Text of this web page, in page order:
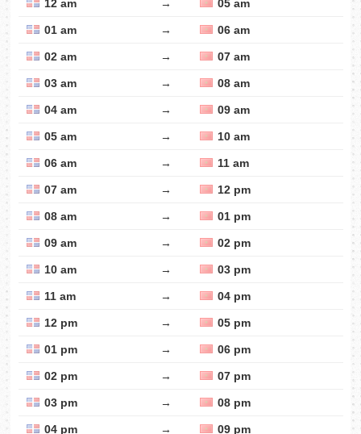
12 am → 05 am
01 am → 06 am
02 am → 07 am
03 am → 08 am
04 am → 09 am
05 am → 10 am
06 am → 11 am
07 am → 12 pm
08 am → 01 pm
09 am → 02 pm
10 am → 03 pm
11 am → 04 pm
12 pm → 05 pm
01 pm → 06 pm
02 pm → 07 pm
03 pm → 08 pm
04 pm → 09 pm